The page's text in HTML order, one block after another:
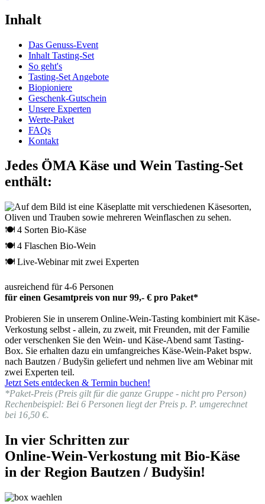
Inhalt
Das Genuss-Event
Inhalt Tasting-Set
So geht's
Tasting-Set Angebote
Biopioniere
Geschenk-Gutschein
Unsere Experten
Werte-Paket
FAQs
Kontakt
Jedes ÖMA Käse und Wein Tasting-Set
enthält:
🍽 4 Sorten Bio-Käse
🍽 4 Flaschen Bio-Wein
🍽 Live-Webinar mit zwei Experten
ausreichend für 4-6 Personen
für einen Gesamtpreis von nur 99,- € pro Paket*
Probieren Sie in unserem Online-Wein-Tasting kombiniert mit Käse-
Verkostung selbst - allein, zu zweit, mit Freunden, mit der Familie
oder verschenken Sie den Wein- und Käse-Abend samt Tasting-
Box. Sie erhalten dazu ein umfangreiches Käse-Wein-Paket bspw.
nach Bautzen / Budyšin geliefert und nehmen live am Webinar mit
zwei Experten teil.
Jetzt Sets entdecken & Termin buchen!
*Paket-Preis (Preis gilt für die ganze Gruppe - nicht pro Person)
Rechenbeispiel: Bei 6 Personen liegt der Preis p. P. umgerechnet
bei 16,50 €.
In vier Schritten zur
Online-Wein-Verkostung mit Bio-Käse
in der Region Bautzen / Budyšin!